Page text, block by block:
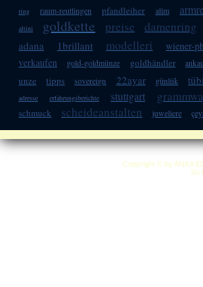
ring raum-reutlingen pfandleiher alim
altini
goldkette preise damenring
adana 1brillant modelleri wiener-
verkaufen gold-goldmünze goldhändler
unze tipps sovereign 22ayar günlük
adresse erfahrungsberichte stuttgart
schmuck scheideanstalten juweliere
Copyright © by ANKA
So